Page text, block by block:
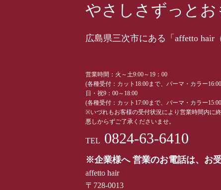
やさしさずっとお
広島県三次市にある「affetto
営業時間：火～土9:00～19：00
(各種受付：カット18:00まで、パーマ・カラー
日・祝9：00～18:00
(各種受付：カット17:00まで、パーマ・カラー
※いづれもお客様の受付状況により営業時間内に
悪しからずご了承くださいませ。
TEL 0824-63-6410
※企業様へ 営業のお電話は、お
affetto hair
〒728-0013